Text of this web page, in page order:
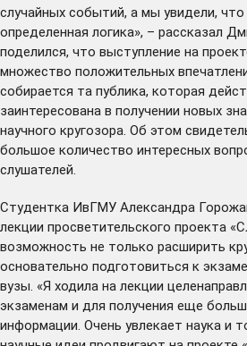
случайных событий, а мы увидели, что
определенная логика», – рассказал
поделился, что выступление на
множество положительных
собирается та публика, которая
заинтересована в получении новых
научного кругозора. Об этом
большое количество интересных
слушателей.
Студентка ИвГМУ Александра
лекции просветительского проекта
возможность не только расширить
основательно подготовиться к
вузы. «Я ходила на лекции
экзаменам и для получения еще
информации. Очень увлекает наука и